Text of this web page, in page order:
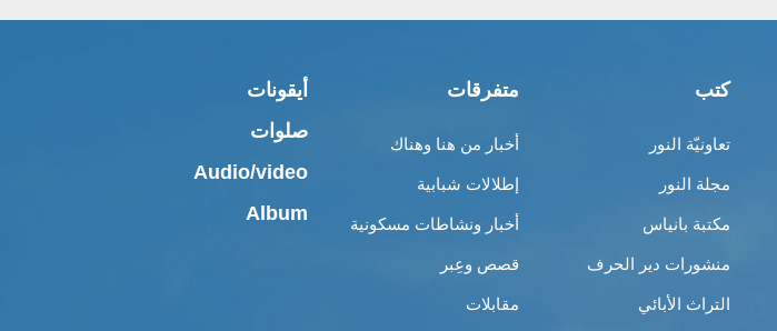
كتب
تعاونيّة النور
مجلة النور
مكتبة بانياس
منشورات دير الحرف
التراث الأبائي
متفرقات
أخبار من هنا وهناك
إطلالات شبابية
أخبار ونشاطات مسكونية
قصص وعِبر
مقابلات
أيقونات
صلوات
Audio/video
Album